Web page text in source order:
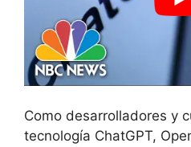
Como desarrolladores y
tecnología ChatGPT,